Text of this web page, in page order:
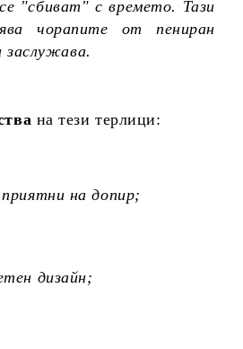
"сбиват" с времето. Тази
чорапите от пениран
заслужава.
на тези терлици:
на допир;
дизайн;